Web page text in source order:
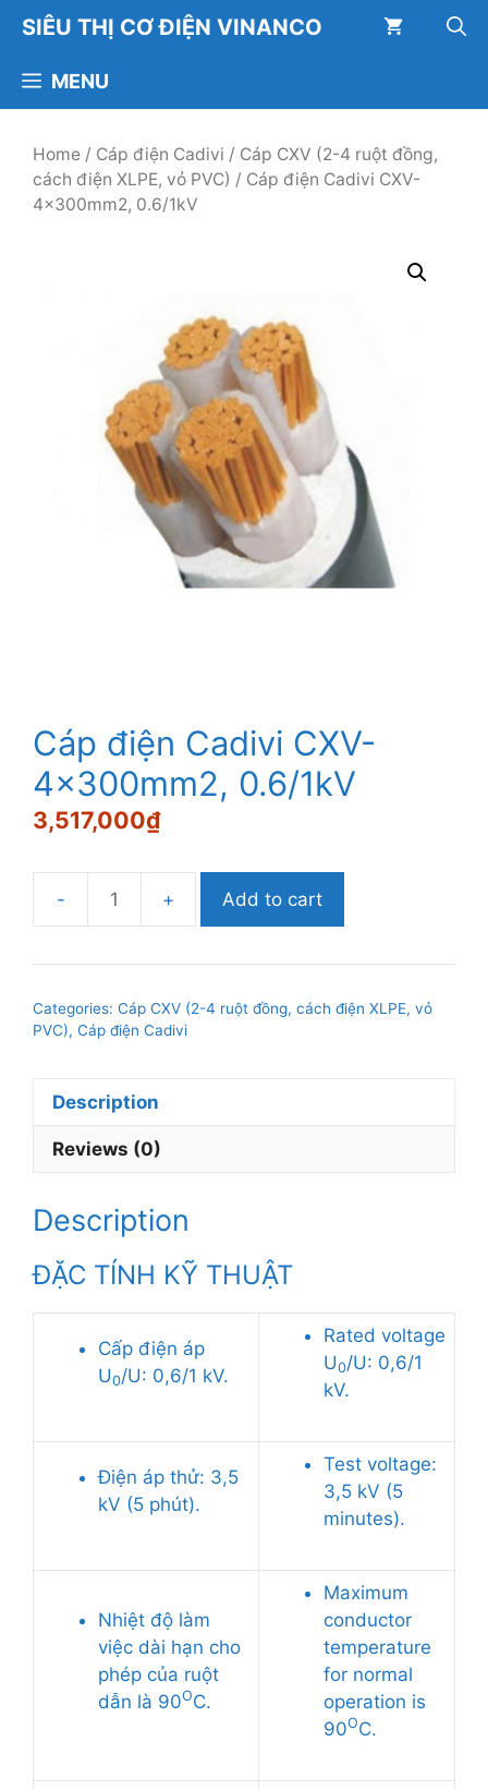
Chuyển
đến
dung
SIÊU THỊ CƠ ĐIỆN VINANCO
MENU
Home / Cáp điện Cadivi / Cáp CXV (2-4 ruột đồng,
cách điện XLPE, vỏ PVC) / Cáp điện Cadivi CXV-
4×300mm2, 0.6/1kV
Cáp điện Cadivi CXV-
4×300mm2, 0.6/1kV
3,517,000₫
Cáp
Cadivi
4×300mm2,
Add to cart
Categories: Cáp CXV (2-4 ruột đồng, cách điện XLPE, vỏ
PVC), Cáp điện Cadivi
Description
Reviews (0)
Description
ĐẶC TÍNH KỸ THUẬT
Cấp điện áp
U0/U: 0,6/1 kV.
Rated voltage
U0/U: 0,6/1
kV.
Điện áp thử: 3,5
kV (5 phút).
Test voltage:
3,5 kV (5
minutes).
Nhiệt độ làm
việc dài hạn cho
phép của ruột
dẫn là 90OC.
Maximum
conductor
temperature
for normal
operation is
90OC.